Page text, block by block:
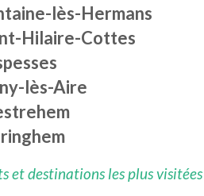
lès-Hermans
Hilaire-Cottes
lès-Aire
et destinations les plus visitées